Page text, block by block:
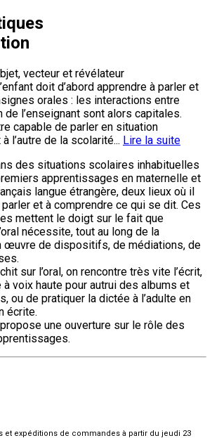
vecteur et révélateur
doit d’abord apprendre à parler et
orales : les interactions entre
l’enseignant sont alors capitales.
capable de parler en situation
à l’autre de la scolarité... Lire la suite
des situations scolaires inhabituelles
apprentissages en maternelle et
langue étrangère, deux lieux où il
parler et à comprendre ce qui se dit. Ces
mettent le doigt sur le fait que
nécessite, tout au long de la
œuvre de dispositifs, de médiations, de
sur l’oral, on rencontre très vite l’écrit,
à voix haute pour autrui des albums et
ou de pratiquer la dictée à l’adulte en
écrite.
une ouverture sur le rôle des
et expéditions de commandes à partir du jeudi 23